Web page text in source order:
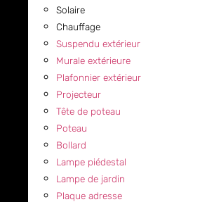
Solaire
Chauffage
Suspendu extérieur
Murale extérieure
Plafonnier extérieur
Projecteur
Tête de poteau
Poteau
Bollard
Lampe piédestal
Lampe de jardin
Plaque adresse